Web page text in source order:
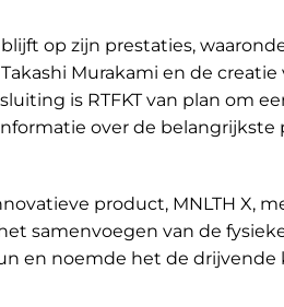
op zijn prestaties,
Murakami en de creatie
is RTFKT van plan om
over de belangrijkste
product, MNLTH X,
samenvoegen van de
en noemde het de drijvende